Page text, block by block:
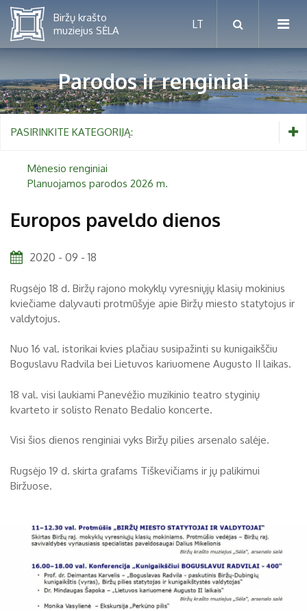
Mėnesio renginiai
Vaikams nuo 5 iki 10 metų
Šeimoms
Biržai ir Radvilos
Religijos
Biržai XX a.
RUGPJŪTIS 2026
Pr An Tr Ke Pe Še
10
11 12 13 14 15
24
25 26 27 28 29
31
Parodos ir renginiai
PASIRINKITE KATEGORIJĄ:
Mėnesio renginiai
Planuojamos parodos 2026 m.
Europos paveldo dienos
2020 - 09 - 18
Rugsėjo 18 d. Biržų rajono mokyklų vyresniųjų klasių mokinius
kviečiame dalyvauti protmūšyje apie Biržų miesto statytojus ir
valdytojus.
Nuo 16 val. istorikai kvies plačiau susipažinti su kunigaikščiu
Boguslavu Radvila bei Lietuvos kariuomene Augusto II laikas.
18 val. visi laukiami Panevėžio muzikinio teatro styginių
kvarteto ir solisto Renato Bedalio koncerte.
Visi šios dienos renginiai vyks Biržų pilies arsenalo salėje.
Rugsėjo 19 d. skirta grafams Tiškevičiams ir jų palikimui
Biržuose.